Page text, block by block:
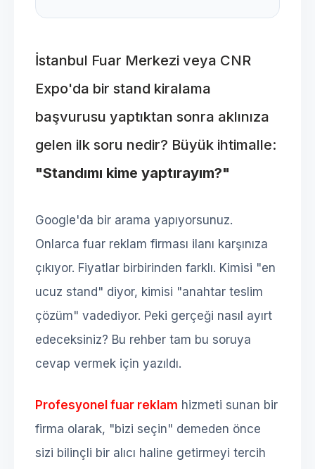
İstanbul Fuar Merkezi veya CNR
Expo'da bir stand kiralama
başvurusu yaptıktan sonra aklınıza
gelen ilk soru nedir? Büyük ihtimalle:
"Standımı kime yaptırayım?"
Google'da bir arama yapıyorsunuz.
Onlarca fuar reklam firması ilanı karşınıza
çıkıyor. Fiyatlar birbirinden farklı. Kimisi "en
ucuz stand" diyor, kimisi "anahtar teslim
çözüm" vadediyor. Peki gerçeği nasıl ayırt
edeceksiniz? Bu rehber tam bu soruya
cevap vermek için yazıldı.
Profesyonel fuar reklam hizmeti sunan bir
firma olarak, "bizi seçin" demeden önce
sizi bilinçli bir alıcı haline getirmeyi tercih